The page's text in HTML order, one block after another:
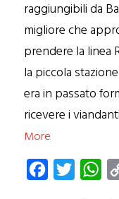
raggiungibili da
migliore che
prendere la linea
la piccola
era in passato
ricevere i
More
Facebook
Twitter